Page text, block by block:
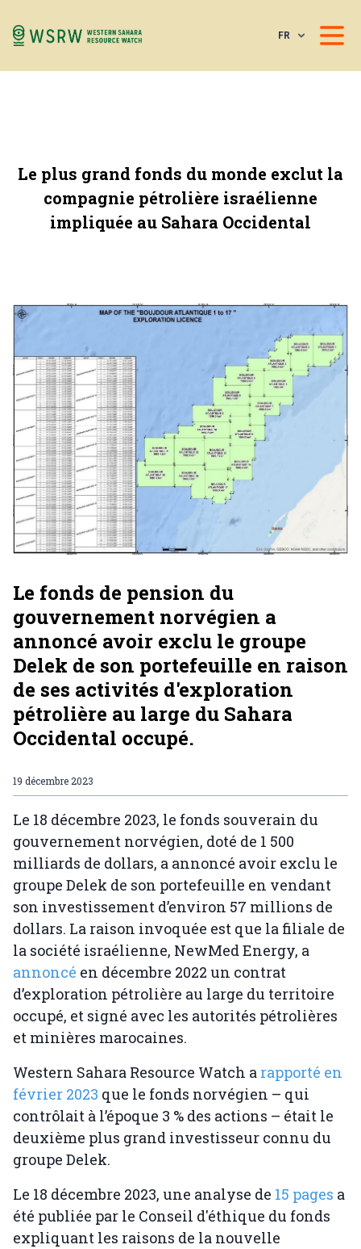
FR
Le plus grand fonds du monde exclut la
compagnie pétrolière israélienne
impliquée au Sahara Occidental
Le fonds de pension du
gouvernement norvégien a
annoncé avoir exclu le groupe
Delek de son portefeuille en raison
de ses activités d'exploration
pétrolière au large du Sahara
Occidental occupé.
19 décembre 2023
Le 18 décembre 2023, le fonds souverain du
gouvernement norvégien, doté de 1 500
milliards de dollars, a annoncé avoir exclu le
groupe Delek de son portefeuille en vendant
son investissement d’environ 57 millions de
dollars. La raison invoquée est que la filiale de
la société israélienne, NewMed Energy, a
annoncé en décembre 2022 un contrat
d’exploration pétrolière au large du territoire
occupé, et signé avec les autorités pétrolières
et minières marocaines.
Western Sahara Resource Watch a rapporté en
février 2023 que le fonds norvégien – qui
contrôlait à l’époque 3 % des actions – était le
deuxième plus grand investisseur connu du
groupe Delek.
Le 18 décembre 2023, une analyse de 15 pages a
été publiée par le Conseil d'éthique du fonds
expliquant les raisons de la nouvelle